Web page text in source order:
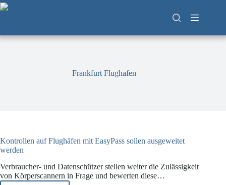
Zum
Inhalt
Frankfurt Flughafen
Kontrollen auf Flughäfen mit EasyPass sollen ausgeweitet
werden
Verbraucher- und Datenschützer stellen weiter die Zulässigkeit
von Körperscannern in Frage und bewerten diese…